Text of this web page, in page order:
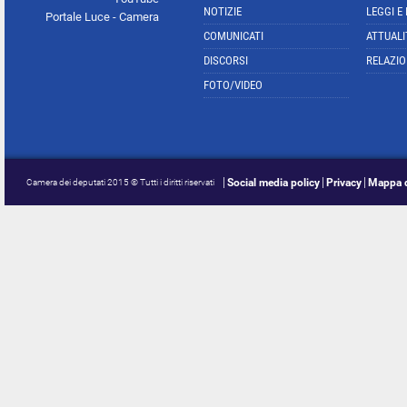
Portale Luce - Camera
NOTIZIE
COMUNICATI
DISCORSI
FOTO/VIDEO
LEGGI E
Camera dei deputati 2015 © Tutti i diritti riservati Social media policy Privacy Mappa